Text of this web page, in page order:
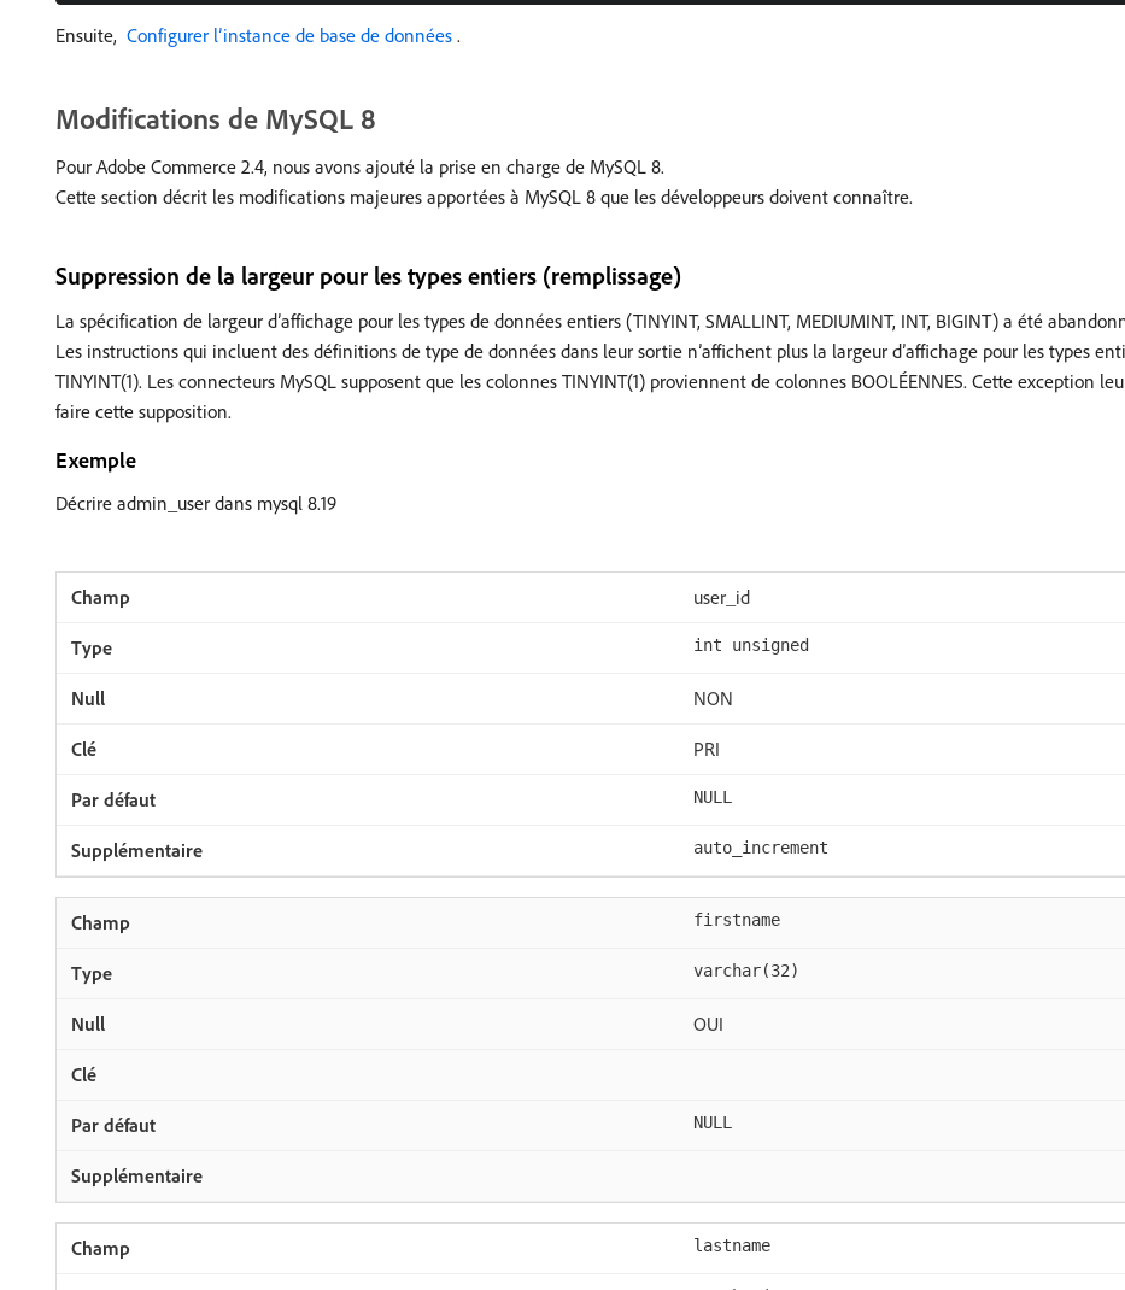
Ensuite, ​ Configurer l’instance de base de données ​ .
Modifications de MySQL 8
Pour Adobe Commerce 2.4, nous avons ajouté la prise en charge de MySQL 8.
Cette section décrit les modifications majeures apportées à MySQL 8 que les développeurs doivent connaître.
Suppression de la largeur pour les types entiers (remplissage)
La spécification de largeur d’affichage pour les types de données entiers (TINYINT, SMALLINT, MEDIUMINT, INT, BIGINT) a été
Les instructions qui incluent des définitions de type de données dans leur sortie n’affichent plus la largeur d’affichage pour les types
TINYINT(1). Les connecteurs MySQL supposent que les colonnes TINYINT(1) proviennent de colonnes BOOLÉENNES. Cette exception
faire cette supposition.
Exemple
Décrire admin_user dans mysql 8.19
user_id
int unsigned
NON
PRI
NULL
auto_increment
firstname
varchar(32)
OUI
NULL
lastname